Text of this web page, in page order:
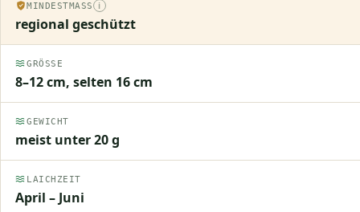
MINDESTMASS
regional geschützt
GRÖSSE
8–12 cm, selten 16 cm
GEWICHT
meist unter 20 g
LAICHZEIT
April – Juni